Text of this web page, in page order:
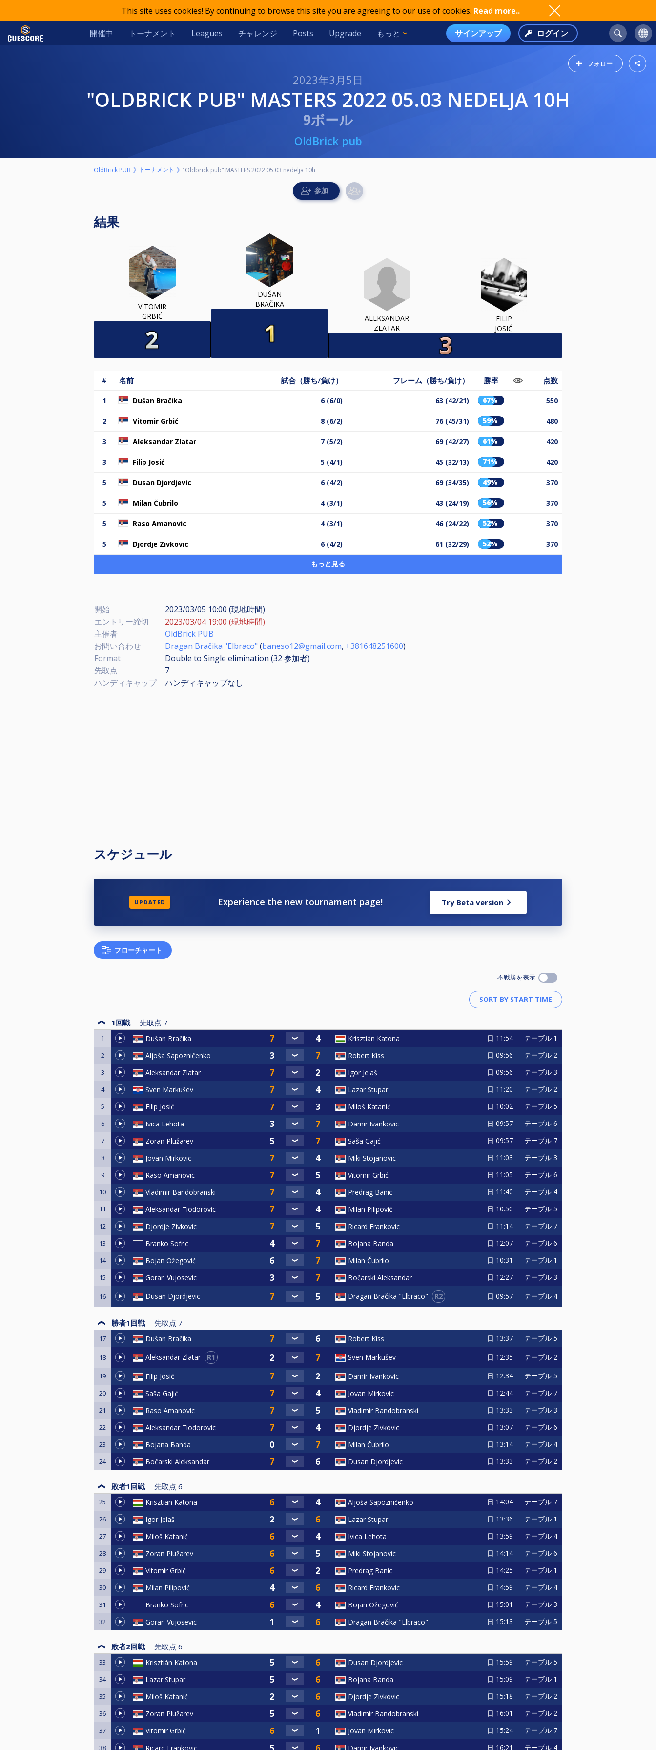
This site uses cookies! By continuing to browse this site you are agreeing to our use of cookies. Read more..
開催中 トーナメント Leagues チャレンジ Posts Upgrade もっと サインアップ ログイン
フォロー
2023年3月5日
"OLDBRICK PUB" MASTERS 2022 05.03 NEDELJA 10H
9ボール
OldBrick pub
OldBrick PUB トーナメント "Oldbrick pub" MASTERS 2022 05.03 nedelja 10h
結果
VITOMIR
GRBIĆ
DUŠAN
BRAČIKA
ALEKSANDAR
ZLATAR
FILIP
JOSIĆ
# 名前 試合（勝ち/負け） フレーム（勝ち/負け） 勝率 点数
1 Dušan Bračika 6 (6/0) 63 (42/21) 67% 550
2 Vitomir Grbić 8 (6/2) 76 (45/31) 59% 480
3 Aleksandar Zlatar 7 (5/2) 69 (42/27) 61% 420
3 Filip Josić 5 (4/1) 45 (32/13) 71% 420
5 Dusan Djordjevic 6 (4/2) 69 (34/35) 49% 370
5 Milan Čubrilo 4 (3/1) 43 (24/19) 56% 370
5 Raso Amanovic 4 (3/1) 46 (24/22) 52% 370
5 Djordje Zivkovic 6 (4/2) 61 (32/29) 52% 370
もっと見る
開始
2023/03/05 10:00 (現地時間)
エントリー締切
2023/03/04 19:00 (現地時間)
主催者
OldBrick PUB
お問い合わせ
Dragan Bračika "Elbraco" (baneso12@gmail.com, +381648251600)
Format
Double to Single elimination (32 参加者)
先取点
7
ハンディキャップ
ハンディキャップなし
スケジュール
UPDATED Experience the new tournament page! Try Beta version
フローチャート
不戦勝を表示
1回戦 先取点 7
1 Dušan Bračika Krisztián Katona 日 11:54 テーブル 1
2 Aljoša Sapozničenko Robert Kiss 日 09:56 テーブル 2
3 Aleksandar Zlatar Igor Jelaš 日 09:56 テーブル 3
4 Sven Markušev Lazar Stupar 日 11:20 テーブル 2
5 Filip Josić Miloš Katanić 日 10:02 テーブル 5
6 Ivica Lehota Damir Ivankovic 日 09:57 テーブル 6
7 Zoran Plužarev Saša Gajić 日 09:57 テーブル 7
8 Jovan Mirkovic Miki Stojanovic 日 11:03 テーブル 3
9 Raso Amanovic Vitomir Grbić 日 11:05 テーブル 6
10 Vladimir Bandobranski Predrag Banic 日 11:40 テーブル 4
11 Aleksandar Tiodorovic Milan Pilipović 日 10:50 テーブル 5
12 Djordje Zivkovic Ricard Frankovic 日 11:14 テーブル 7
13 Branko Sofric Bojana Banda 日 12:07 テーブル 6
14 Bojan Ožegović Milan Čubrilo 日 10:31 テーブル 1
15 Goran Vujosevic Bočarski Aleksandar 日 12:27 テーブル 3
16 Dusan Djordjevic Dragan Bračika "Elbraco" R2 日 09:57 テーブル 4
勝者1回戦 先取点 7
17 Dušan Bračika Robert Kiss 日 13:37 テーブル 5
18 Aleksandar Zlatar R1 Sven Markušev 日 12:35 テーブル 2
19 Filip Josić Damir Ivankovic 日 12:34 テーブル 5
20 Saša Gajić Jovan Mirkovic 日 12:44 テーブル 7
21 Raso Amanovic Vladimir Bandobranski 日 13:33 テーブル 3
22 Aleksandar Tiodorovic Djordje Zivkovic 日 13:07 テーブル 6
23 Bojana Banda Milan Čubrilo 日 13:14 テーブル 4
24 Bočarski Aleksandar Dusan Djordjevic 日 13:33 テーブル 2
敗者1回戦 先取点 6
25 Krisztián Katona Aljoša Sapozničenko 日 14:04 テーブル 7
26 Igor Jelaš Lazar Stupar 日 13:36 テーブル 1
27 Miloš Katanić Ivica Lehota 日 13:59 テーブル 4
28 Zoran Plužarev Miki Stojanovic 日 14:14 テーブル 6
29 Vitomir Grbić Predrag Banic 日 14:25 テーブル 1
30 Milan Pilipović Ricard Frankovic 日 14:59 テーブル 4
31 Branko Sofric Bojan Ožegović 日 15:01 テーブル 3
32 Goran Vujosevic Dragan Bračika "Elbraco" 日 15:13 テーブル 5
敗者2回戦 先取点 6
33 Krisztián Katona Dusan Djordjevic 日 15:59 テーブル 5
34 Lazar Stupar Bojana Banda 日 15:09 テーブル 1
35 Miloš Katanić Djordje Zivkovic 日 15:18 テーブル 2
36 Zoran Plužarev Vladimir Bandobranski 日 16:01 テーブル 2
37 Vitomir Grbić Jovan Mirkovic 日 15:24 テーブル 7
38 Ricard Frankovic Damir Ivankovic 日 16:21 テーブル 4